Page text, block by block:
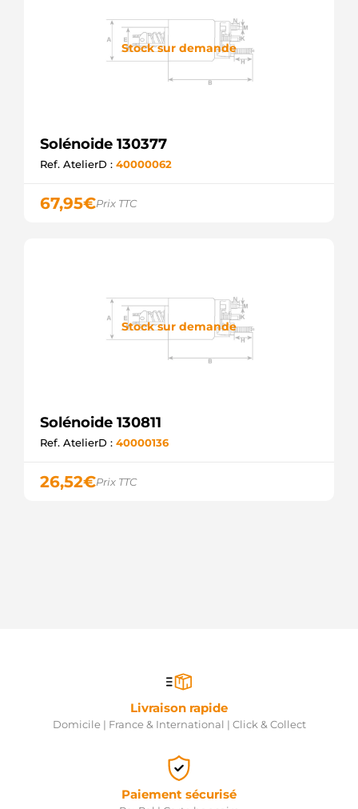
Stock sur demande
Solénoide 130377
Ref. AtelierD : 40000062
67,95€Prix TTC
Stock sur demande
Solénoide 130811
Ref. AtelierD : 40000136
26,52€Prix TTC
Livraison rapide
Domicile | France & International | Click & Collect
Paiement sécurisé